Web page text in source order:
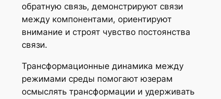
обратную связь, демонстрируют связи
между компонентами, ориентируют
внимание и строят чувство постоянства
связи.
Трансформационные динамика между
режимами среды помогают юзерам
осмыслять трансформации и удерживать